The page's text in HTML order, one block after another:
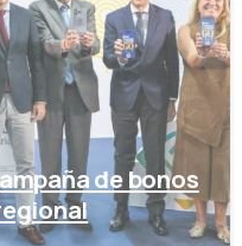
de bonos